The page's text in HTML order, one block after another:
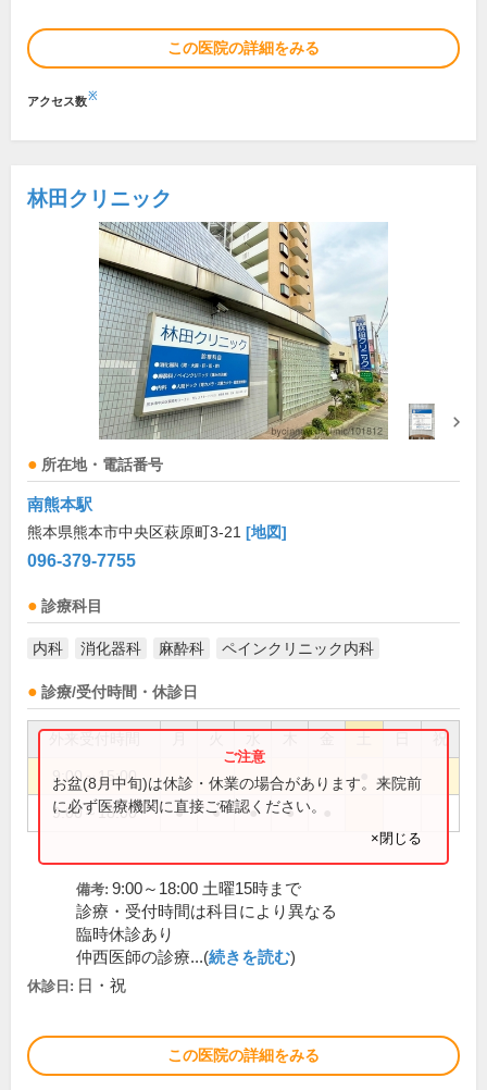
この医院の詳細をみる
アクセス数※
林田クリニック
所在地・電話番号
南熊本駅
熊本県熊本市中央区萩原町3-21 [地図]
096-379-7755
診療科目
内科 消化器科 麻酔科 ペインクリニック内科
診療/受付時間・休診日
祝
9:00～15:00
9:00～18:00 ● ● ● ●
お盆(8月中旬)は休診・休業の場合があります。来院前
に必ず医療機関に直接ご確認ください。
×閉じる
備考: 9:00～18:00 土曜15時まで
診療・受付時間は科目により異なる
臨時休診あり
仲西医師の診療...(続きを読む)
休診日: 日・祝
この医院の詳細をみる